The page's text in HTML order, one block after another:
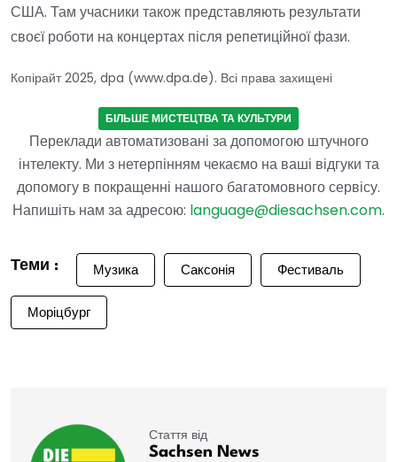
США. Там учасники також представляють результати
своєї роботи на концертах після репетиційної фази.
Копірайт 2025, dpa (www.dpa.de). Всі права захищені
БІЛЬШЕ МИСТЕЦТВА ТА КУЛЬТУРИ
Переклади автоматизовані за допомогою штучного
інтелекту. Ми з нетерпінням чекаємо на ваші відгуки та
допомогу в покращенні нашого багатомовного сервісу.
Напишіть нам за адресою: language@diesachsen.com.
Теми : Музика Саксонія Фестиваль
Моріцбург
Стаття від
Sachsen News